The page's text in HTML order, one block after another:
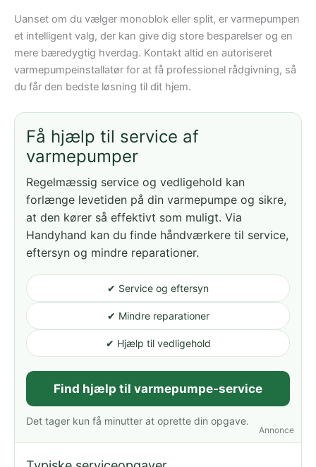
Uanset om du vælger monoblok eller split, er varmepumpen
et intelligent valg, der kan give dig store besparelser og en
mere bæredygtig hverdag. Kontakt altid en autoriseret
varmepumpeinstallatør for at få professionel rådgivning, så
du får den bedste løsning til dit hjem.
Annonce
Få hjælp til service af
varmepumper
Regelmæssig service og vedligehold kan
forlænge levetiden på din varmepumpe og sikre,
at den kører så effektivt som muligt. Via
Handyhand kan du finde håndværkere til service,
eftersyn og mindre reparationer.
✔ Service og eftersyn
✔ Mindre reparationer
✔ Hjælp til vedligehold
Find hjælp til varmepumpe-service
Det tager kun få minutter at oprette din opgave.